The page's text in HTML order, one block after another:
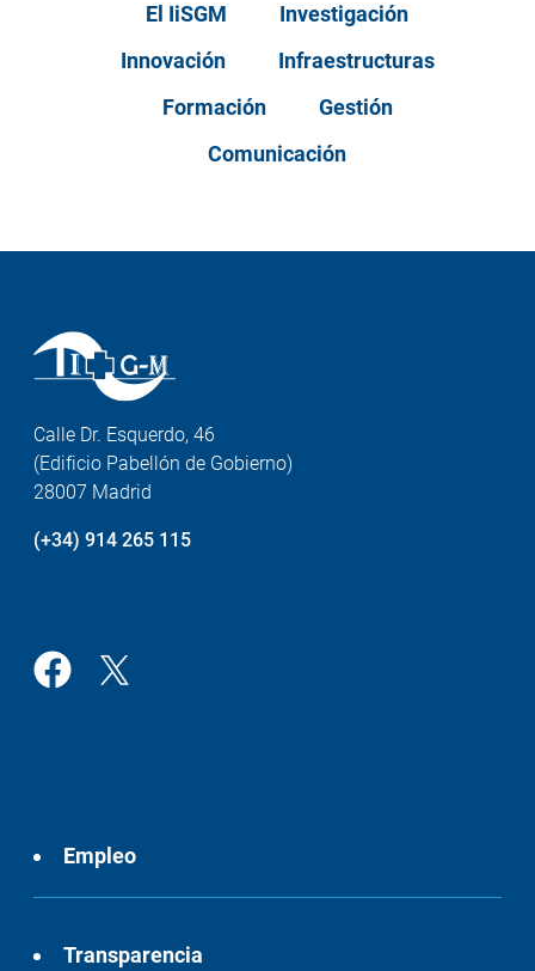
El IiSGM
Investigación
Innovación
Infraestructuras
Formación
Gestión
Comunicación
Calle Dr. Esquerdo, 46
(Edificio Pabellón de Gobierno)
28007 Madrid
(+34) 914 265 115
Empleo
Transparencia